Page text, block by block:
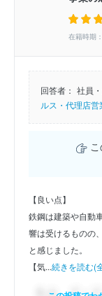
在籍時期
回答者： 社員
ルス・代理店営
こ
【良い点】
鉄鋼は建築や自動
響は受けるものの
と感じました。
【気...続きを読む(